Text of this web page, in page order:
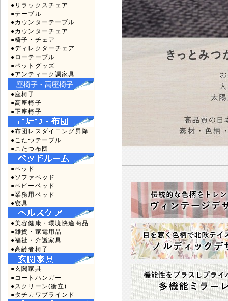
●リラックスチェア
●テーブル
●カウンターテーブル
●カウンターチェア
●椅子・チェア
●ディレクターチェア
●ローテーブル
●ペットグッズ
●アンティーク調家具
●座椅子
●高座椅子
●正座椅子
●布団レスダイニング昇降
●こたつテーブル
●こたつ布団
●ベッド
●ソファベッド
●ベビーベッド
●業務用ベッド
●寝具
●美容健康・環境快適商品
●雑貨・家電用品
●福祉・介護家具
●高齢者椅子
●玄関家具
●コートハンガー
●スクリーン(衝立)
●タチカワブラインド